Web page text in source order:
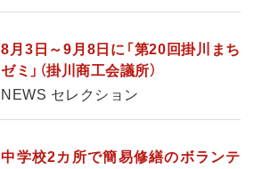
8月3日～9月8日に「第20回掛川まち
ゼミ」（掛川商工会議所）
NEWS セレクション
中学校2カ所で簡易修繕のボランテ